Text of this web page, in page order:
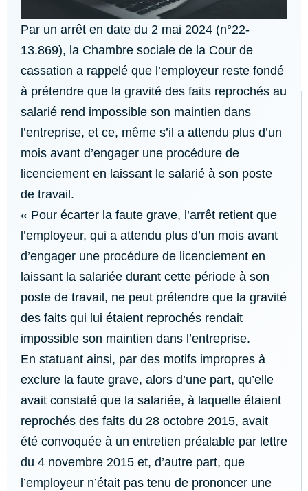
Par un arrêt en date du 2 mai 2024 (n°22-
13.869), la Chambre sociale de la Cour de
cassation a rappelé que l’employeur reste fondé
à prétendre que la gravité des faits reprochés au
salarié rend impossible son maintien dans
l’entreprise, et ce, même s’il a attendu plus d’un
mois avant d’engager une procédure de
licenciement en laissant le salarié à son poste
de travail.
« Pour écarter la faute grave, l’arrêt retient que
l’employeur, qui a attendu plus d’un mois avant
d’engager une procédure de licenciement en
laissant la salariée durant cette période à son
poste de travail, ne peut prétendre que la gravité
des faits qui lui étaient reprochés rendait
impossible son maintien dans l’entreprise.
En statuant ainsi, par des motifs impropres à
exclure la faute grave, alors d’une part, qu’elle
avait constaté que la salariée, à laquelle étaient
reprochés des faits du 28 octobre 2015, avait
été convoquée à un entretien préalable par lettre
du 4 novembre 2015 et, d’autre part, que
l’employeur n’était pas tenu de prononcer une